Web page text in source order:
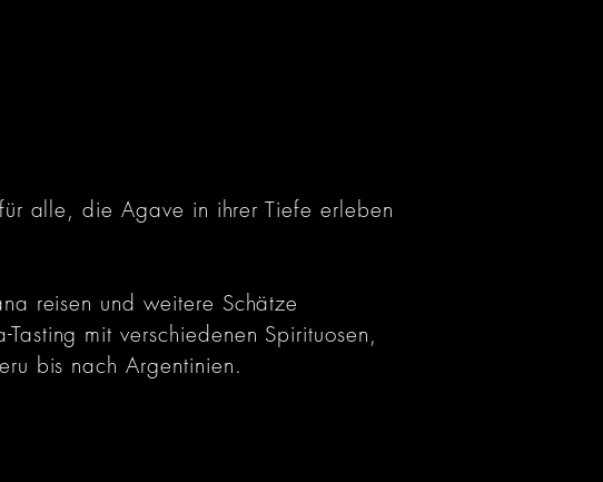
alle, die Agave in ihrer Tiefe erleben
reisen und weitere Schätze
mit verschiedenen Spirituosen,
bis nach Argentinien.